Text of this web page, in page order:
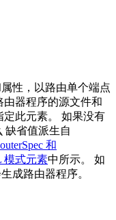
性，以路由单个端点
器程序的源文件和
此元素。 如果没有
缺省值派生自
和
模式元素中所示。 如
成路由器程序。